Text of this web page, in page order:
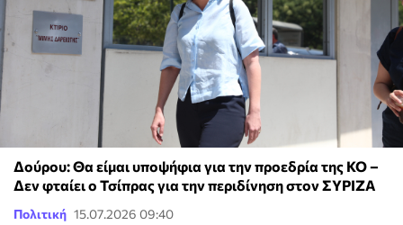
Δούρου: Θα είμαι υποψήφια για την προεδρία της ΚΟ –
Δεν φταίει ο Τσίπρας για την περιδίνηση στον ΣΥΡΙΖΑ
Πολιτική 15.07.2026 09:40